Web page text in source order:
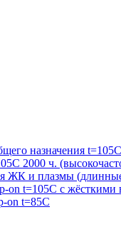
назначения
2000 ч.
ЖК и плазмы
on t=105С с
on t=85С